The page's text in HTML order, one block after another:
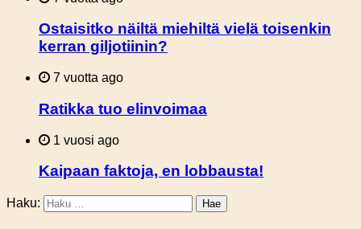
Ostaisitko näiltä miehiltä vielä toisenkin
kerran giljotiinin?
7 vuotta ago
Ratikka tuo elinvoimaa
1 vuosi ago
Kaipaan faktoja, en lobbausta!
Haku: